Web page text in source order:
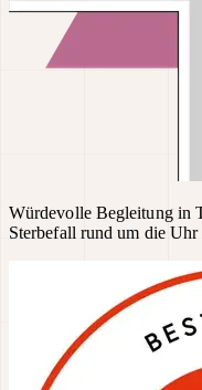
Würdevolle Begleitung in
Sterbefall rund um die Uhr